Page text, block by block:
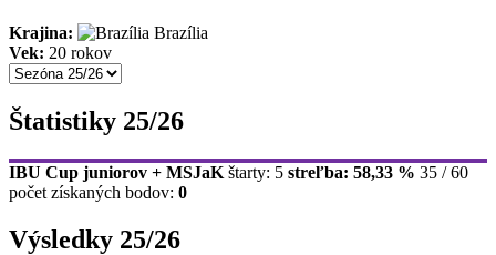
Krajina:
Brazília
Vek: 20 rokov
Štatistiky 25/26
IBU Cup juniorov + MSJaK štarty: 5 streľba: 58,33 % 35 / 60
počet získaných bodov: 0
Výsledky 25/26